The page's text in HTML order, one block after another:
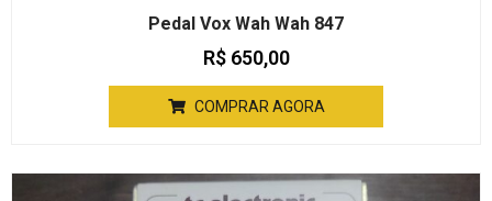
Pedal Vox Wah Wah 847
R$650,00
COMPRAR AGORA